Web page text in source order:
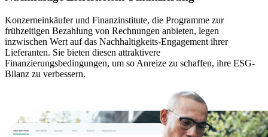
Konzerneinkäufer und Finanzinstitute, die Programme zur
frühzeitigen Bezahlung von Rechnungen anbieten, legen
inzwischen Wert auf das Nachhaltigkeits-Engagement ihrer
Lieferanten. Sie bieten diesen attraktivere
Finanzierungsbedingungen, um so Anreize zu schaffen, ihre ESG-
Bilanz zu verbessern.